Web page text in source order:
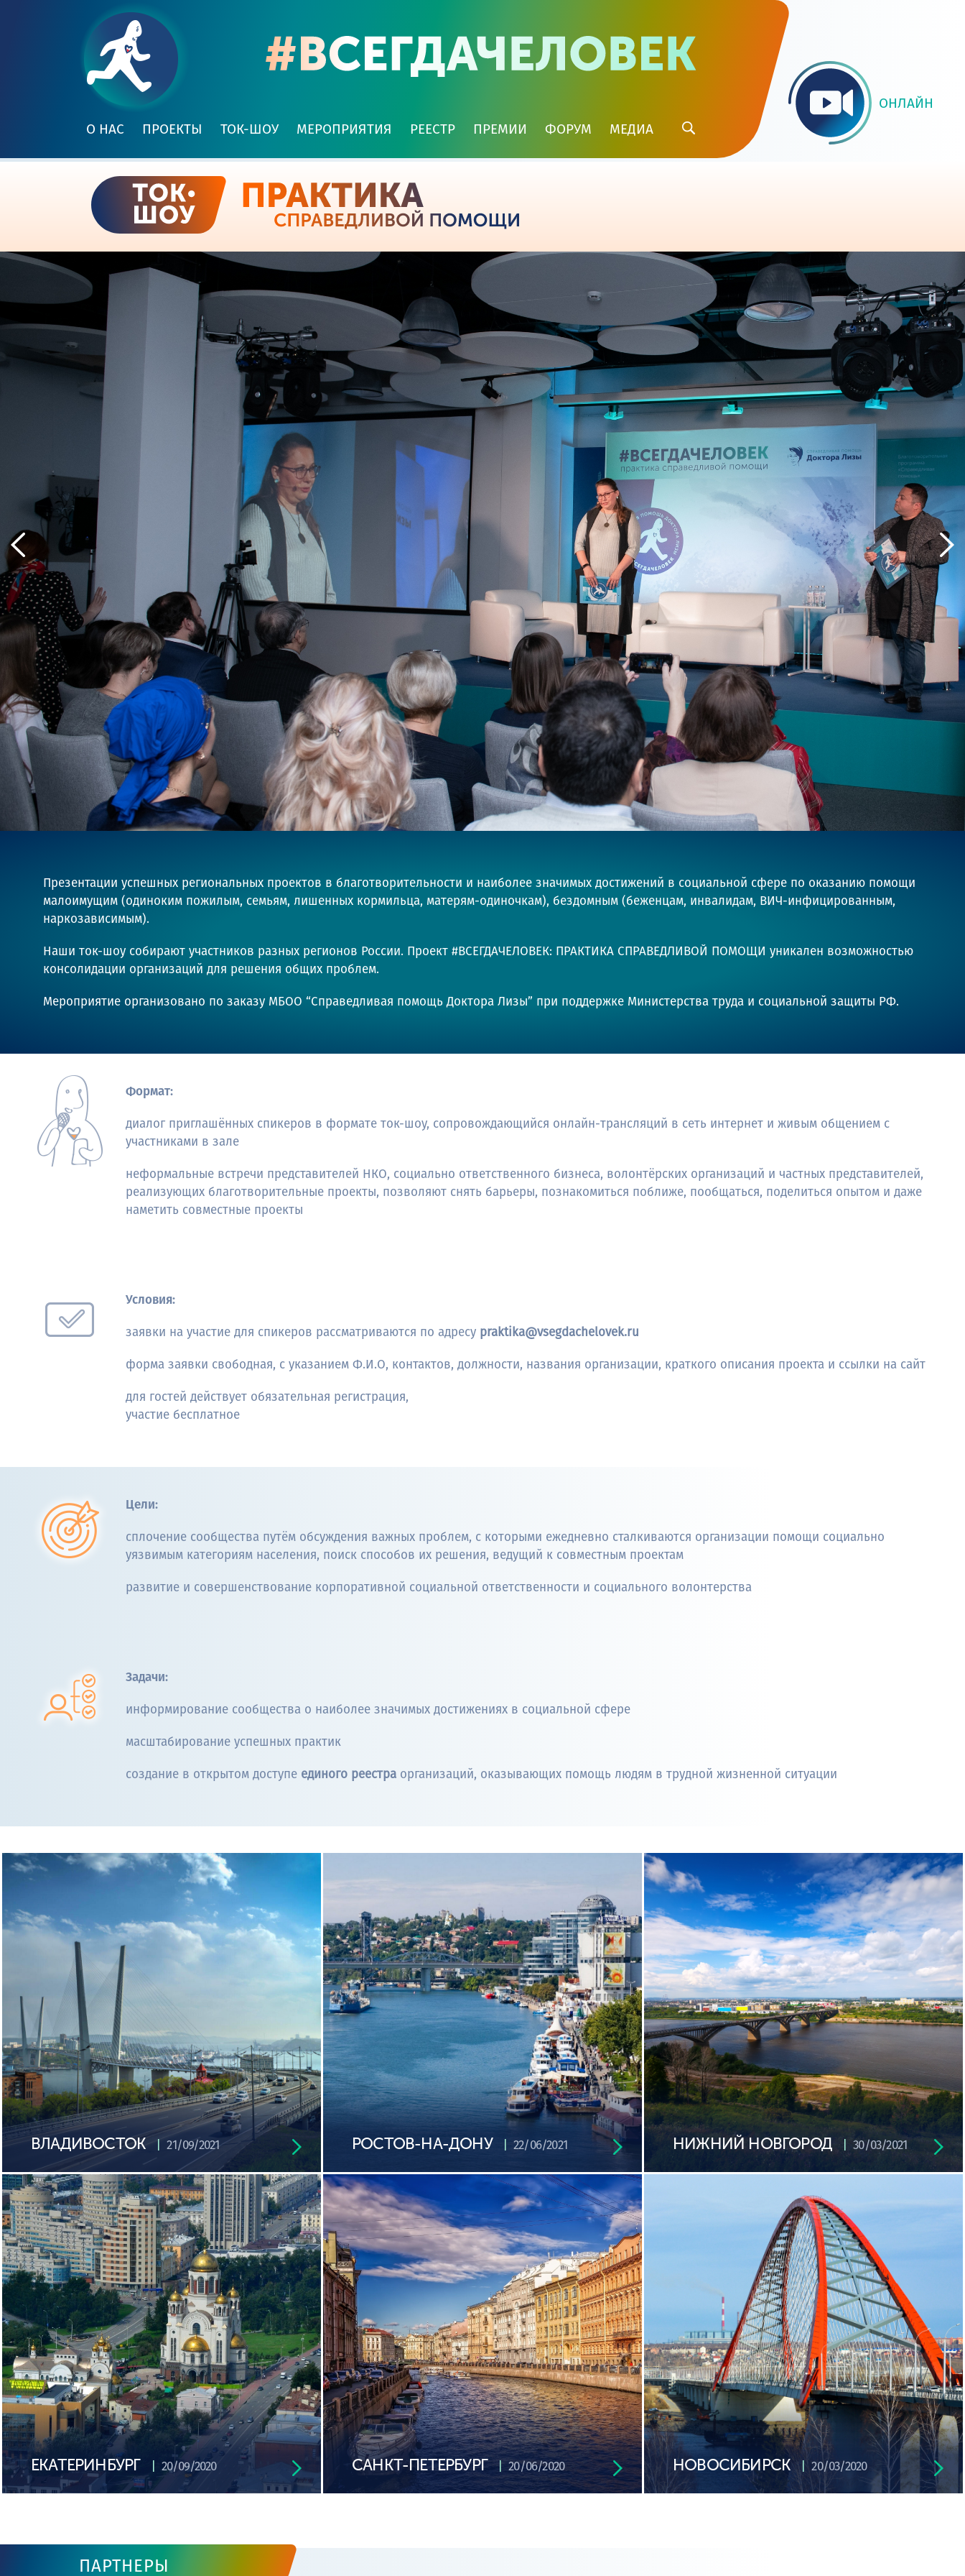
О НАС ПРОЕКТЫ ТОК-ШОУ МЕРОПРИЯТИЯ РЕЕСТР ПРЕМИИ ФОРУМ МЕДИА
ОНЛАЙН
Презентации успешных региональных проектов в благотворительности и наиболее значимых достижений в социальной сфере по оказанию помощи
малоимущим (одиноким пожилым, семьям, лишенных кормильца, матерям-одиночкам), бездомным (беженцам, инвалидам, ВИЧ-инфицированным,
наркозависимым).
Наши ток-шоу собирают участников разных регионов России. Проект #ВСЕГДАЧЕЛОВЕК: ПРАКТИКА СПРАВЕДЛИВОЙ ПОМОЩИ уникален возможностью
консолидации организаций для решения общих проблем.
Мероприятие организовано по заказу МБОО “Справедливая помощь Доктора Лизы” при поддержке Министерства труда и социальной защиты РФ.
Формат:
диалог приглашённых спикеров в формате ток-шоу, сопровождающийся онлайн-трансляций в сеть интернет и живым общением с
участниками в зале
неформальные встречи представителей НКО, социально ответственного бизнеса, волонтёрских организаций и частных представителей,
реализующих благотворительные проекты, позволяют снять барьеры, познакомиться поближе, пообщаться, поделиться опытом и даже
наметить совместные проекты
Условия:
заявки на участие для спикеров рассматриваются по адресу praktika@vsegdachelovek.ru
форма заявки свободная, с указанием Ф.И.О, контактов, должности, названия организации, краткого описания проекта и ссылки на сайт
для гостей действует обязательная регистрация,
участие бесплатное
Цели:
сплочение сообщества путём обсуждения важных проблем, с которыми ежедневно сталкиваются организации помощи социально
уязвимым категориям населения, поиск способов их решения, ведущий к совместным проектам
развитие и совершенствование корпоративной социальной ответственности и социального волонтерства
Задачи:
информирование сообщества о наиболее значимых достижениях в социальной сфере
масштабирование успешных практик
создание в открытом доступе единого реестра организаций, оказывающих помощь людям в трудной жизненной ситуации
ВЛАДИВОСТОК 21/09/2021 РОСТОВ-НА-ДОНУ 22/06/2021 НИЖНИЙ НОВГОРОД 30/03/2021
ЕКАТЕРИНБУРГ 20/09/2020 САНКТ-ПЕТЕРБУРГ 20/06/2020 НОВОСИБИРСК 20/03/2020
ПАРТНЕРЫ